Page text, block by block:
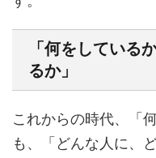
「何をしている
るか」
これからの時代、「
も、「どんな人に、